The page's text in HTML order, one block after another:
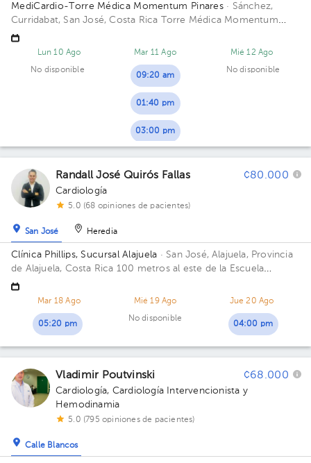
MediCardio-Torre Médica Momentum Pinares · Sánchez,
Curridabat, San José, Costa Rica
Torre Médica Momentum
Pinares, Frente a Walmart. Edificio Torre Médica. Piso 4.
Consultorio C39.
Lun 10 Ago
No disponible
Mar 11 Ago
09:20 am
01:40 pm
03:00 pm
Mié 12 Ago
No disponible
Randall José Quirós Fallas ¢80.000
Cardiología
5.0 (68 opiniones de pacientes)
San José Heredia
Clínica Phillips, Sucursal Alajuela · San José, Alajuela, Provincia
de Alajuela, Costa Rica 100 metros al este de la Escuela
Guadalajara, Pueblo Nuevo
Mar 18 Ago
05:20 pm
Mié 19 Ago
No disponible
Jue 20 Ago
04:00 pm
Vladimir Poutvinski ¢68.000
Cardiología, Cardiología Intervencionista y
Hemodinamia
5.0 (795 opiniones de pacientes)
Calle Blancos